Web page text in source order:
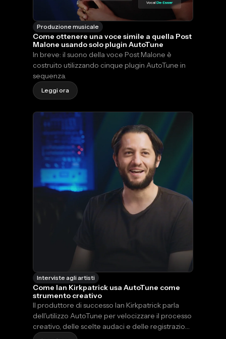
Produzione musicale
Come ottenere una voce simile a quella Post
Malone usando solo plugin AutoTune
In breve: il suono della voce Post Malone è
costruito utilizzando cinque plugin AutoTune in
sequenza.
Leggi ora
Interviste agli artisti
Come Ian Kirkpatrick usa AutoTune come
strumento creativo
Il produttore di successo Ian Kirkpatrick parla
dell'utilizzo AutoTune per velocizzare il processo
creativo, delle scelte audaci e delle registrazioni
vocali che rimangono autentiche. Guarda